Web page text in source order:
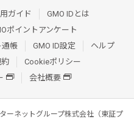
ガイド
GMO IDとは
ポイントアンケート
通帳 GMO ID設定
ヘルプ
Cookieポリシー
会社概要
ーネットグループ株式会社（東証プ